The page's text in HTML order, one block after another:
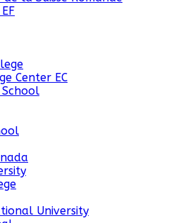
Center EC
School
University